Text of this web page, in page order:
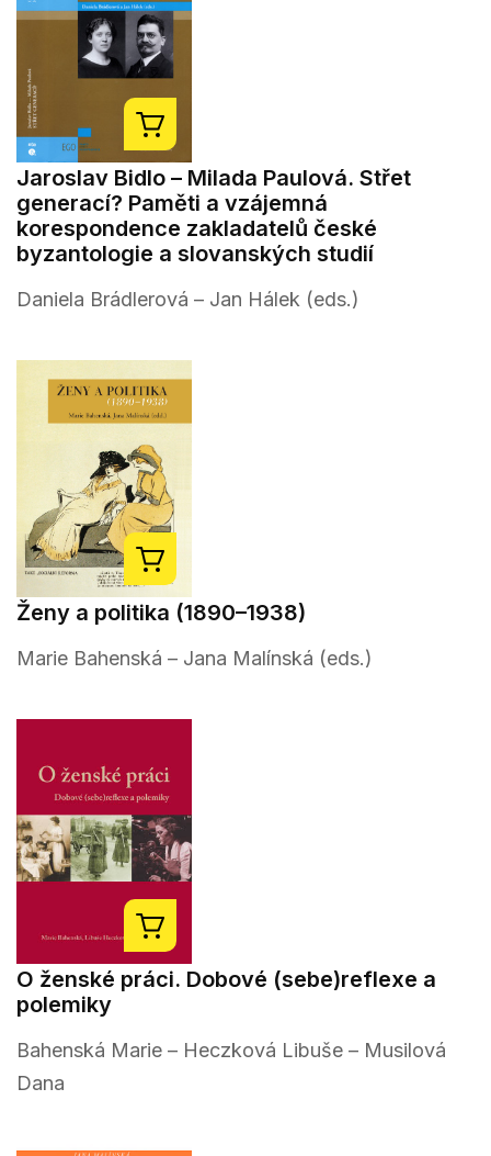
Jaroslav Bidlo – Milada Paulová. Střet
generací? Paměti a vzájemná
korespondence zakladatelů české
byzantologie a slovanských studií
Daniela Brádlerová – Jan Hálek (eds.)
Ženy a politika (1890–1938)
Marie Bahenská – Jana Malínská (eds.)
O ženské práci. Dobové (sebe)reflexe a
polemiky
Bahenská Marie – Heczková Libuše – Musilová
Dana